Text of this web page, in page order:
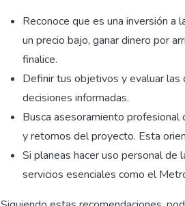
Reconoce que es una inversión a
un precio bajo, ganar dinero por
finalice.
Definir tus objetivos y evaluar
decisiones informadas.
Busca asesoramiento
y retornos del proyecto. Esta
Si planeas hacer uso personal de
servicios esenciales como el